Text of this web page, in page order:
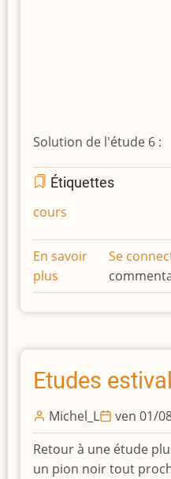
Solution de l'étude 6 :
Étiquettes
cours
En savoir
plus
Etudes
estivales
Se
Etudes
Michel_L ven 01/
Retour à une étude
un pion noir tout